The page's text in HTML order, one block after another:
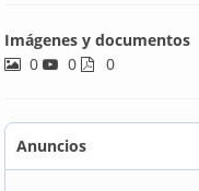
Imágenes y documentos
0
0 0
Anuncios